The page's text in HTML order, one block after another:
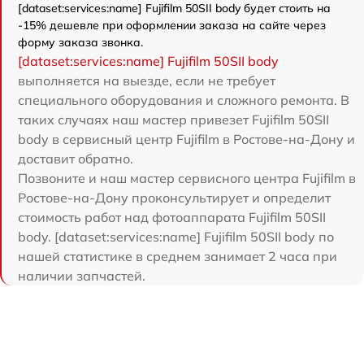
[dataset:services:name] Fujifilm 50SII body будет стоить на
-15% дешевле при оформлении заказа на сайте через
форму заказа звонка.
[dataset:services:name] Fujifilm 50SII body
выполняется на выезде, если не требует
специального оборудования и сложного ремонта. В
таких случаях наш мастер привезет Fujifilm 50SII
body в сервисный центр Fujifilm в Ростове-на-Дону и
доставит обратно.
Позвоните и наш мастер сервисного центра Fujifilm в
Ростове-на-Дону проконсультирует и определит
стоимость работ над фотоаппарата Fujifilm 50SII
body. [dataset:services:name] Fujifilm 50SII body по
нашей статистике в среднем занимает 2 часа при
наличии запчастей.